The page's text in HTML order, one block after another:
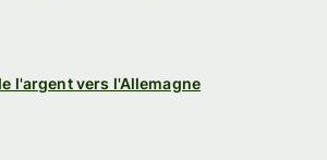
l'argent vers l'Allemagne